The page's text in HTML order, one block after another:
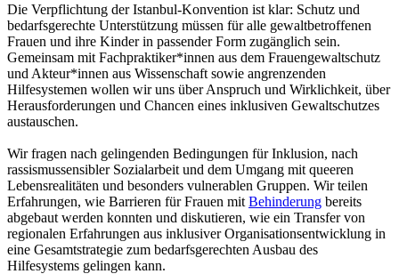
Die Verpflichtung der Istanbul-Konvention ist klar: Schutz und
bedarfsgerechte Unterstützung müssen für alle gewaltbetroffenen
Frauen und ihre Kinder in passender Form zugänglich sein.
Gemeinsam mit Fachpraktiker*innen aus dem Frauengewaltschutz
und Akteur*innen aus Wissenschaft sowie angrenzenden
Hilfesystemen wollen wir uns über Anspruch und Wirklichkeit, über
Herausforderungen und Chancen eines inklusiven Gewaltschutzes
austauschen.
Wir fragen nach gelingenden Bedingungen für Inklusion, nach
rassismussensibler Sozialarbeit und dem Umgang mit queeren
Lebensrealitäten und besonders vulnerablen Gruppen. Wir teilen
Erfahrungen, wie Barrieren für Frauen mit Behinderung bereits
abgebaut werden konnten und diskutieren, wie ein Transfer von
regionalen Erfahrungen aus inklusiver Organisationsentwicklung in
eine Gesamtstrategie zum bedarfsgerechten Ausbau des
Hilfesystems gelingen kann.